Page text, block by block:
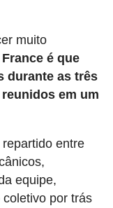
muito
é que
durante as três
em um
entre
equipe,
por trás